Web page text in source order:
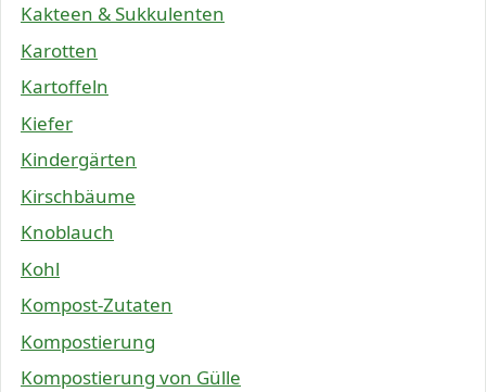
Kakteen & Sukkulenten
Karotten
Kartoffeln
Kiefer
Kindergärten
Kirschbäume
Knoblauch
Kohl
Kompost-Zutaten
Kompostierung
Kompostierung von Gülle